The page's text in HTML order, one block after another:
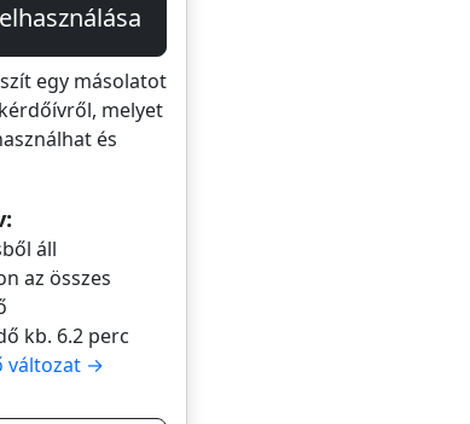
egy másolatot
melyet
és
áll
az összes
kb. 6.2 perc
változat →